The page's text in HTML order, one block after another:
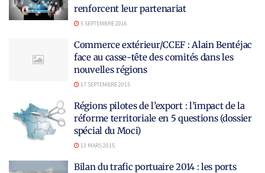
renforcent leur partenariat
5 SEPTEMBRE 2016
Commerce extérieur/CCEF : Alain Bentéjac
face au casse-tête des comités dans les
nouvelles régions
17 SEPTEMBRE 2015
Régions pilotes de l’export : l’impact de la
réforme territoriale en 5 questions (dossier
spécial du Moci)
13 MARS 2015
Bilan du trafic portuaire 2014 : les ports